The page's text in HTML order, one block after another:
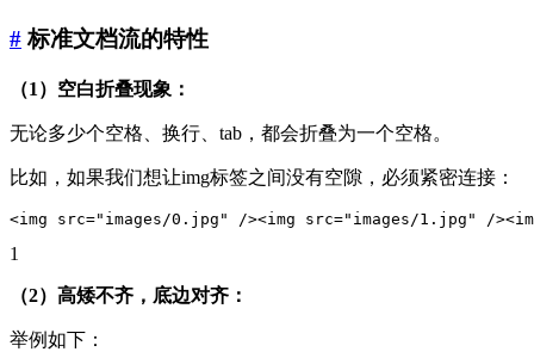
#标准文档流的特性
（1）空白折叠现象：
无论多少个空格、换行、tab，都会折叠为一个空格。
比如，如果我们想让img标签之间没有空隙，必须紧密连接：
1
（2）高矮不齐，底边对齐：
举例如下：